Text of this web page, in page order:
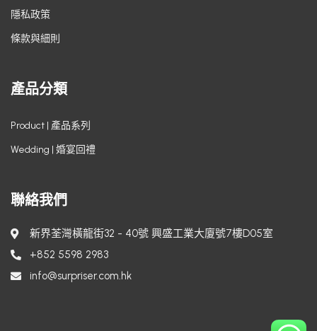
隱私政策
條款與細則
產品分類
Product | 產品系列
Wedding | 婚宴回禮
聯絡我們
新界荃灣橫龍街32 - 40號 興盛工業大廈號7樓D05室
+852 5598 2983
info@surpriser.com.hk